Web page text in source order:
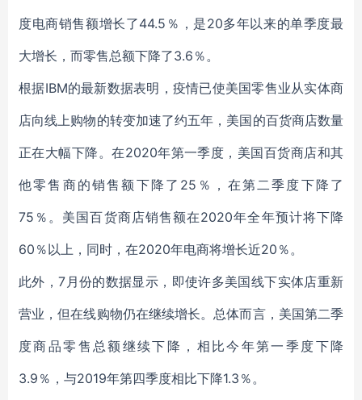
度电商销售额增长了44.5％，是20多年以来的单季度最
大增长，而零售总额下降了3.6％。
根据IBM的最新数据表明，疫情已使美国零售业从实体商
店向线上购物的转变加速了约五年，美国的百货商店数量
正在大幅下降。在2020年第一季度，美国百货商店和其
他零售商的销售额下降了25％，在第二季度下降了
75％。美国百货商店销售额在2020年全年预计将下降
60％以上，同时，在2020年电商将增长近20％。
此外，7月份的数据显示，即使许多美国线下实体店重新
营业，但在线购物仍在继续增长。总体而言，美国第二季
度商品零售总额继续下降，相比今年第一季度下降
3.9％，与2019年第四季度相比下降1.3％。